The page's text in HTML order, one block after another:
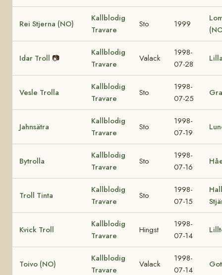
Rei Stjerna (NO)
Kallblodig
Travare
Sto 1999
Idar Troll 📷
Kallblodig
Travare
Valack
1998-
07-28
Vesle Trolla
Kallblodig
Travare
Sto
1998-
07-25
Jahnsätra
Kallblodig
Travare
Sto
1998-
07-19
Bytrolla
Kallblodig
Travare
Sto
1998-
07-16
Troll Tinta
Kallblodig
Travare
Sto
1998-
07-15
Kvick Troll
Kallblodig
Travare
Hingst
1998-
07-14
Toivo (NO)
Kallblodig
Travare
Valack
1998-
07-14